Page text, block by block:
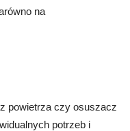
na
powietrza czy osuszacz
potrzeb i